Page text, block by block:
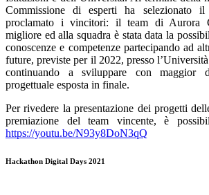
Commissione di esperti ha selezionato
proclamato i vincitori: il team di Aurora
migliore ed alla squadra è stata data la
conoscenze e competenze partecipando ad
future, previste per il 2022, presso
continuando a sviluppare con maggior
progettuale esposta in finale.
Per rivedere la presentazione dei progetti
premiazione del team vincente, è
https://youtu.be/N93y8DoN3qQ
Hackathon Digital Days 2021